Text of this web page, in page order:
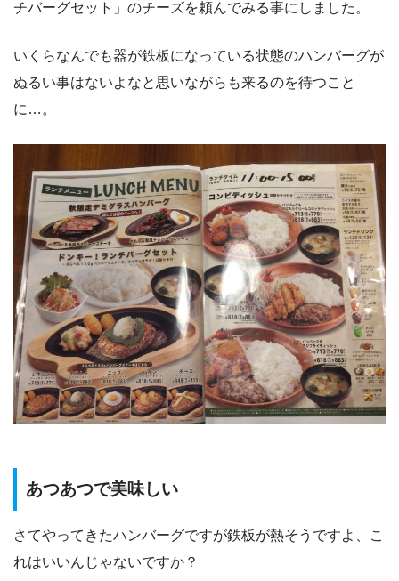
チバーグセット」のチーズを頼んでみる事にしました。
いくらなんでも器が鉄板になっている状態のハンバーグが
ぬるい事はないよなと思いながらも来るのを待つこと
に…。
あつあつで美味しい
さてやってきたハンバーグですが鉄板が熱そうですよ、こ
れはいいんじゃないですか？